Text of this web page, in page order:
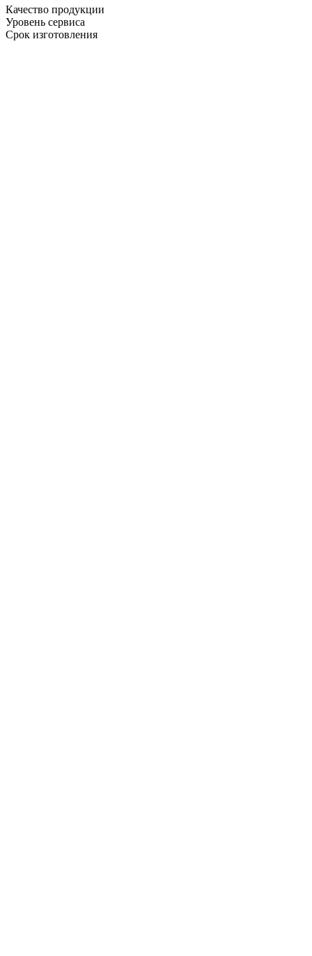
Качество продукции
Уровень сервиса
Срок изготовления